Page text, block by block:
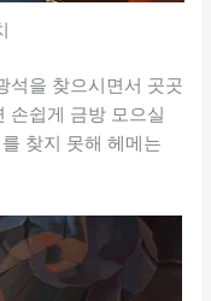
석을 찾으시면서 곳곳
손쉽게 금방 모으실
찾지 못해 헤메는